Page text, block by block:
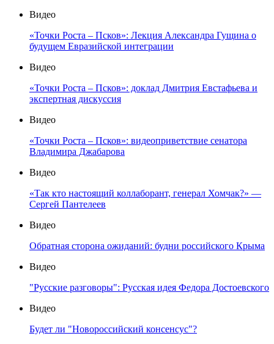
Видео
«Точки Роста – Псков»: Лекция Александра Гущина о
будущем Евразийской интеграции
Видео
«Точки Роста – Псков»: доклад Дмитрия Евстафьева и
экспертная дискуссия
Видео
«Точки Роста – Псков»: видеоприветствие сенатора
Владимира Джабарова
Видео
«Так кто настоящий коллаборант, генерал Хомчак?» —
Сергей Пантелеев
Видео
Обратная сторона ожиданий: будни российского Крыма
Видео
"Русские разговоры": Русская идея Федора Достоевского
Видео
Будет ли "Новороссийский консенсус"?